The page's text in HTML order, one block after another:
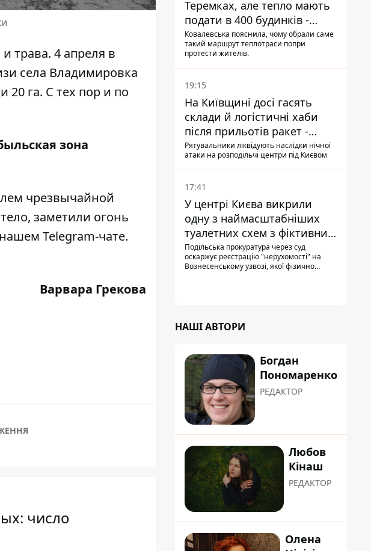
трава. 4 апреля в
села Владимировка
20 га. С тех пор и по
зона
чрезвычайной
заметили огонь
Telegram-чате.
Варвара Грекова
число
Теремках, але тепло мають
подати в 400 будинків -
депутатка Київради
Ковалевська пояснила, чому обрали саме
такий маршрут теплотраси попри
протести жителів.
19:15
На Київщині досі гасять
склади й логістичні хаби
після прильотів ракет -
ДСНС
Рятувальники ліквідують наслідки нічної
атаки на розподільчі центри під Києвом
17:41
У центрі Києва викрили
одну з наймасштабніших
туалетних схем з фіктивним
будинком
Подільська прокуратура через суд
оскаржує реєстрацію "нерухомості" на
Вознесенському узвозі, якої фізично
НАШІ АВТОРИ
Богдан
Пономаренко
РЕДАКТОР
Любов
Кінаш
РЕДАКТОР
Олена